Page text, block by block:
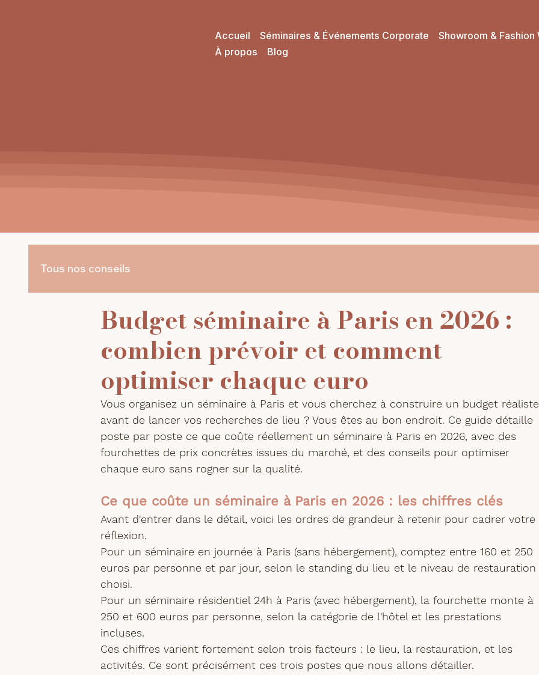
Accueil Séminaires & Événements Corporate
Showroom & Fashion
À propos
Blog
Tous nos conseils
Budget séminaire à Paris en 2026 :
combien prévoir et comment
optimiser chaque euro
Vous organisez un séminaire à Paris et vous cherchez à construire un budget
avant de lancer vos recherches de lieu ? Vous êtes au bon endroit. Ce guide détaille
poste par poste ce que coûte réellement un séminaire à Paris en 2026, avec des
fourchettes de prix concrètes issues du marché, et des conseils pour optimiser
chaque euro sans rogner sur la qualité.
Ce que coûte un séminaire à Paris en 2026 : les chiffres clés
Avant d'entrer dans le détail, voici les ordres de grandeur à retenir pour cadrer votre
réflexion.
Pour un séminaire en journée à Paris (sans hébergement), comptez entre 160 et 250
euros par personne et par jour, selon le standing du lieu et le niveau de
choisi.
Pour un séminaire résidentiel 24h à Paris (avec hébergement), la fourchette monte à
250 et 600 euros par personne, selon la catégorie de l'hôtel et les prestations
incluses.
Ces chiffres varient fortement selon trois facteurs : le lieu, la restauration, et les
activités. Ce sont précisément ces trois postes que nous allons détailler.